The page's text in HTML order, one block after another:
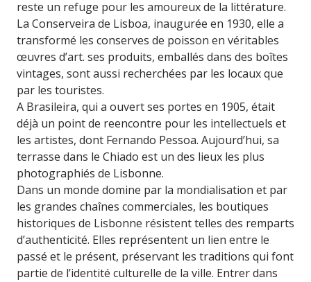
reste un refuge pour les amoureux de la littérature.
La Conserveira de Lisboa, inaugurée en 1930, elle a
transformé les conserves de poisson en véritables
œuvres d’art. ses produits, emballés dans des boîtes
vintages, sont aussi recherchées par les locaux que
par les touristes.
A Brasileira, qui a ouvert ses portes en 1905, était
déjà un point de reencontre pour les intellectuels et
les artistes, dont Fernando Pessoa. Aujourd’hui, sa
terrasse dans le Chiado est un des lieux les plus
photographiés de Lisbonne.
Dans un monde domine par la mondialisation et par
les grandes chaînes commerciales, les boutiques
historiques de Lisbonne résistent telles des remparts
d’authenticité. Elles représentent un lien entre le
passé et le présent, préservant les traditions qui font
partie de l’identité culturelle de la ville. Entrer dans